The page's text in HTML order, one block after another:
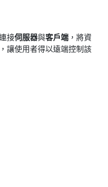
接伺服器與客戶端 ，將資
讓使用者得以遠端控制該